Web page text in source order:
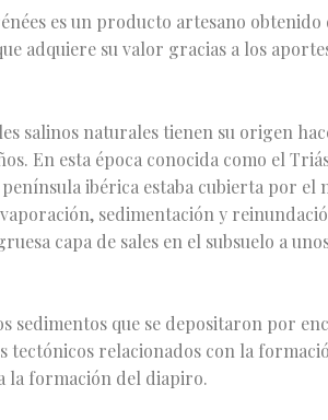
es un producto artesano
adquiere su valor gracias a los
salinos naturales tienen su origen
En esta época conocida como el
ibérica estaba cubierta por el
sedimentación y
capa de sales en el subsuelo a
sedimentos que se depositaron por
tectónicos relacionados con la
la formación del diapiro.